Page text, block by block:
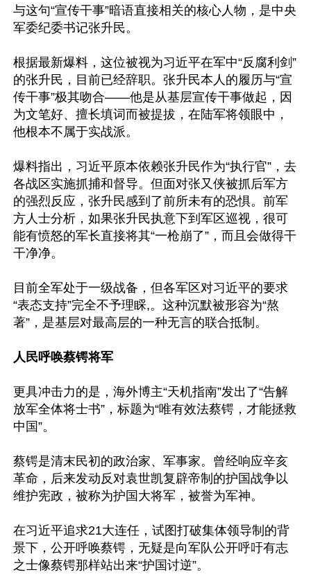
与这句“宣传干事”暗语直接相关的核心人物，是中央
军委纪委书记张升民。
根据最新爆料，这位被视为习近平在军中“反腐利剑”
的张升民，目前已经辞职。张升民本人的履历与“宣
传干事”极其吻合——他是从基层宣传干事做起，因
为文笔好、擅长填词而被提拔，在陆军将领眼中，
他根本不属于实战派。
爆料指出，习近平原本依赖张升民作为“执行官”，去
各战区实施抓捕和督导。但面对张又侠被抓后军方
的强烈反应，张升民感到了前所未有的恐惧。前军
方人士分析，如果张升民执意下到军区巡视，很可
能有愤怒的军长直接将其“一枪崩了”，而且会做得干
干净净。
目前全军处于一级战备，但各军区对习近平的要求
“表态支持”完全不予理睬,。这种沉默被形容为“熬
著”，是基层对最高层的一种无言的联合抵制。
人民呼唤蔡锷将军
更具冲击力的是，海外博主“天机指南”发出了“告解
放军全体将士书”，标题为“唯有效法蔡锷，才能拯救
中国”。
蔡锷是清末民初的政治家、军事家。曾经响应辛亥
革命，后来发动反对袁世凯复辟帝制的护国战争以
维护宪政，被称为护国大将军，被誉为军神。
在习近平追求21大连任，试图打破集体领导制的背
景下，公开呼唤蔡锷，无疑是向军队公开呼吁有志
之士像蔡锷那样站出来“护国讨逆”。